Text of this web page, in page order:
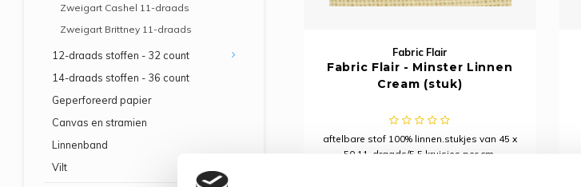
Zweigart Cashel 11-draads
Zweigart Brittney 11-draads
12-draads stoffen - 32 count
14-draads stoffen - 36 count
Geperforeerd papier
Canvas en stramien
Linnenband
Vilt
Fabric Flair
Fabric Flair - Minster Linnen
Cream (stuk)
aftelbare stof 100% linnen.stukjes van 45 x
50.11-draads/5,5 kruisjes per cm.